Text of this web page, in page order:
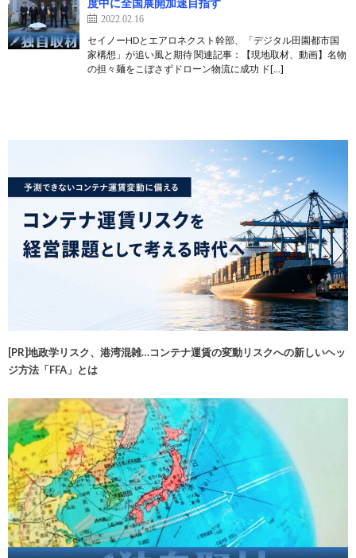
2022.02.16
セイノーHDとエアロネクスト幹部、「デジタル田園都市国
家構想」が追い風と期待 関連記事：【現地取材、動画】名物
の担々麺をこぼさずドローン物流に成功 ド[…]
[PR]地政学リスク、港湾混雑…コンテナ運賃の変動リスクへの新しいヘッ
ジ方法「FFA」とは